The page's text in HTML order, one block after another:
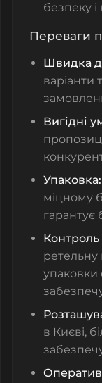
безпеку
Переваги
Швидка
варіанти
Вигідні
Упаковка:
міцному
гарантує
Контроль
ретельну
упаковки
в Києві,